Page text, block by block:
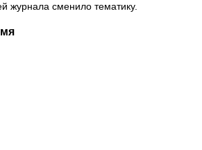
журнала сменило тематику.